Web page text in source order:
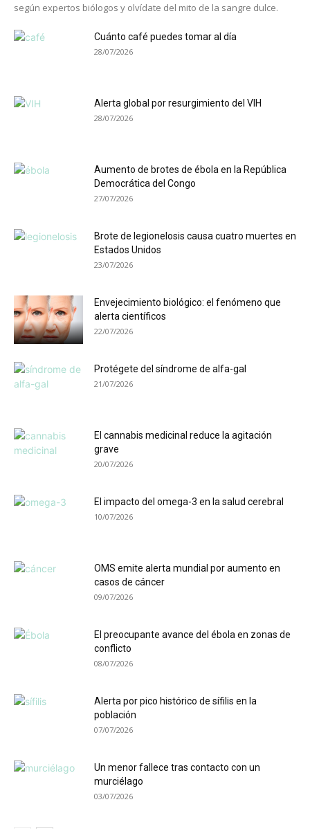
según expertos biólogos y olvídate del mito de la sangre dulce.
Cuánto café puedes tomar al día
28/07/2026
Alerta global por resurgimiento del VIH
28/07/2026
Aumento de brotes de ébola en la República
Democrática del Congo
27/07/2026
Brote de legionelosis causa cuatro muertes en
Estados Unidos
23/07/2026
Envejecimiento biológico: el fenómeno que
alerta científicos
22/07/2026
Protégete del síndrome de alfa-gal
21/07/2026
El cannabis medicinal reduce la agitación
grave
20/07/2026
El impacto del omega-3 en la salud cerebral
10/07/2026
OMS emite alerta mundial por aumento en
casos de cáncer
09/07/2026
El preocupante avance del ébola en zonas de
conflicto
08/07/2026
Alerta por pico histórico de sífilis en la
población
07/07/2026
Un menor fallece tras contacto con un
murciélago
03/07/2026